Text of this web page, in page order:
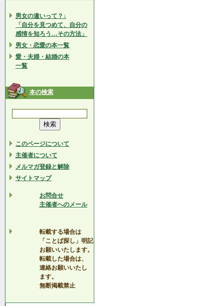
男女の違いって？↓
「自分を見つめて、自分の
感情を知ろう…その方法」
男女・恋愛の本一覧
愛・夫婦・結婚の本
一覧
本の検索
このページについて
主催者について
メルマガ登録と解除
サイトマップ
お問合せ
主催者へのメール
転載する場合は
「ことば探し」明記
お願いいたします。
転載した場合は、
連絡お願いいたし
ます。
無断掲載禁止